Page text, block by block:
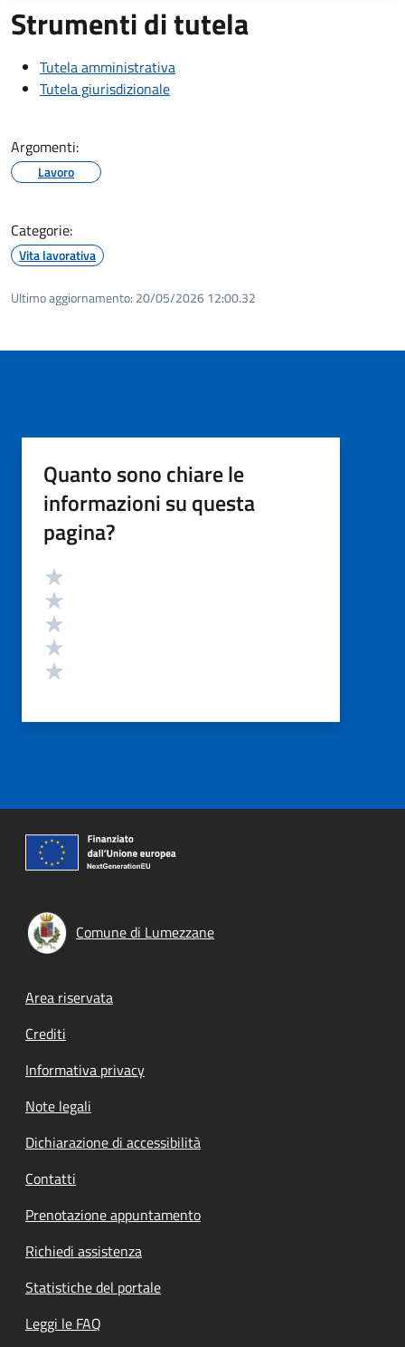
Strumenti di tutela
Tutela amministrativa
Tutela giurisdizionale
Argomenti:
Lavoro
Categorie:
Vita lavorativa
Ultimo aggiornamento: 20/05/2026 12:00.32
Quanto sono chiare le
informazioni su questa
pagina?
Valutazione
Comune di Lumezzane
Footer menu
Area riservata
Crediti
Informativa privacy
Note legali
Dichiarazione di accessibilità
Contatti
Prenotazione appuntamento
Richiedi assistenza
Statistiche del portale
Leggi le FAQ